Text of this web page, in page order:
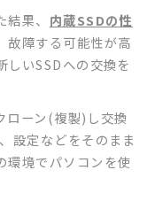
果、 内蔵SSDの性
故障する可能性が高
しいSSDへの交換を
ローン(複製)し交換
設定などをそのまま
環境でパソコンを使